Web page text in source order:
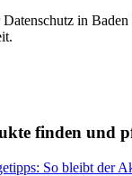
in
finden und
So bleibt der